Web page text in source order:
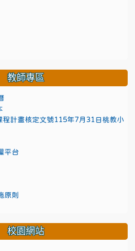
教師專區
計畫核定文號115年7月31日桃教小
平台
原則
校園網站